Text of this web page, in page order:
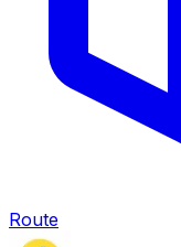
Route